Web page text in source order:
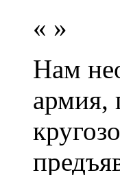
« »
Нам
армия,